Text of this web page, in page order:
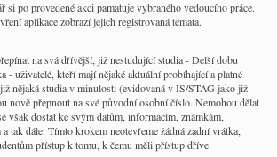
si po provedené akci pamatuje vybraného vedoucího práce.
aplikace zobrazí jejich registrovaná témata.
na svá dřívější, již nestudující studia - Delší dobu
- uživatelé, kteří mají nějaké aktuální probíhající a platné
nějaká studia v minulosti (evidovaná v IS/STAG jako již
nově přepnout na své původní osobní číslo. Nemohou dělat
však dostat ke svým datům, informacím, známkám,
tak dále. Tímto krokem neotevřeme žádná zadní vrátka,
přístup k tomu, k čemu měli přístup dříve.